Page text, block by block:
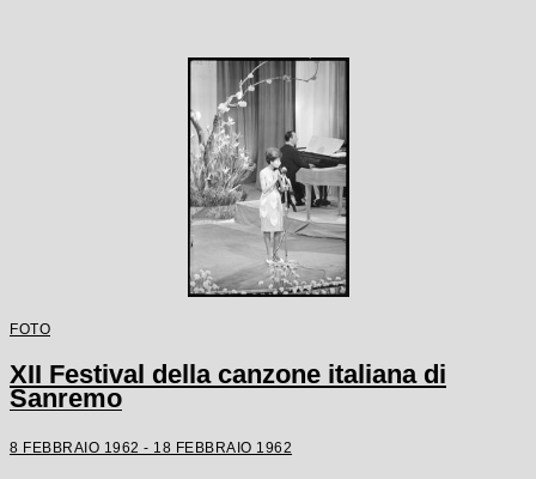
FOTO
XII Festival della canzone italiana di
Sanremo
8 FEBBRAIO 1962 - 18 FEBBRAIO 1962